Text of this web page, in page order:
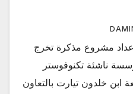
مشروع مذكرة تخرج
ناشئة تكنوفوستر
ابن خلدون تيارت بالتعاون